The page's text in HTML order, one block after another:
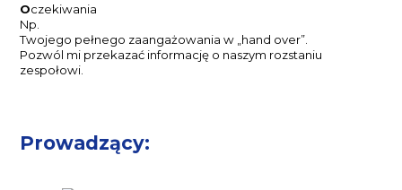
Oczekiwania
Np.
Twojego pełnego zaangażowania w „hand over”.
Pozwól mi przekazać informację o naszym rozstaniu
zespołowi.
Prowadzący: